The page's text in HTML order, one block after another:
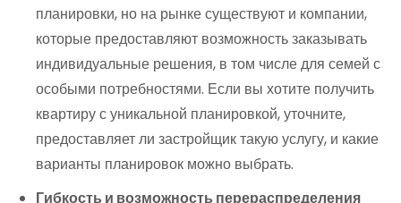
планировки, но на рынке существуют и компании,
которые предоставляют возможность заказывать
индивидуальные решения, в том числе для семей с
особыми потребностями. Если вы хотите получить
квартиру с уникальной планировкой, уточните,
предоставляет ли застройщик такую услугу, и какие
варианты планировок можно выбрать.
Гибкость и возможность перераспределения